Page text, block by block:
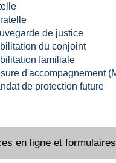
de justice
du conjoint
familiale
d'accompagnement
de protection future
en ligne et formulaires